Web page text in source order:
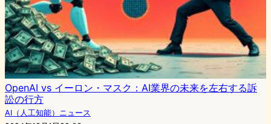
OpenAI vs イーロン・マスク：AI業界の未来を左右する訴
訟の行方
AI（人工知能）ニュース